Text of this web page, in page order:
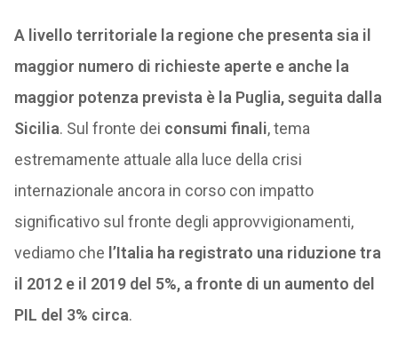
A livello territoriale la regione che presenta sia il
maggior numero di richieste aperte e anche la
maggior potenza prevista è la Puglia, seguita dalla
Sicilia. Sul fronte dei consumi finali, tema
estremamente attuale alla luce della crisi
internazionale ancora in corso con impatto
significativo sul fronte degli approvvigionamenti,
vediamo che l’Italia ha registrato una riduzione tra
il 2012 e il 2019 del 5%, a fronte di un aumento del
PIL del 3% circa.